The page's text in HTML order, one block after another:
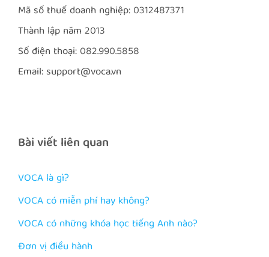
Mã số thuế doanh nghiệp: 0312487371
Thành lập năm 2013
Số điện thoại: 082.990.5858
Email: support@voca.vn
Bài viết liên quan
VOCA là gì?
VOCA có miễn phí hay không?
VOCA có những khóa học tiếng Anh nào?
Đơn vị điều hành